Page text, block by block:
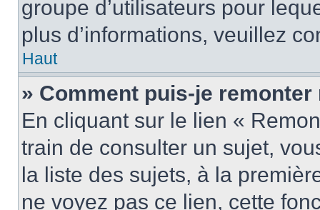
groupe d’utilisateurs pour
plus d’informations, veuillez
Haut
» Comment puis-je
En cliquant sur le lien «
train de consulter un sujet,
la liste des sujets, à la
ne voyez pas ce lien, cette